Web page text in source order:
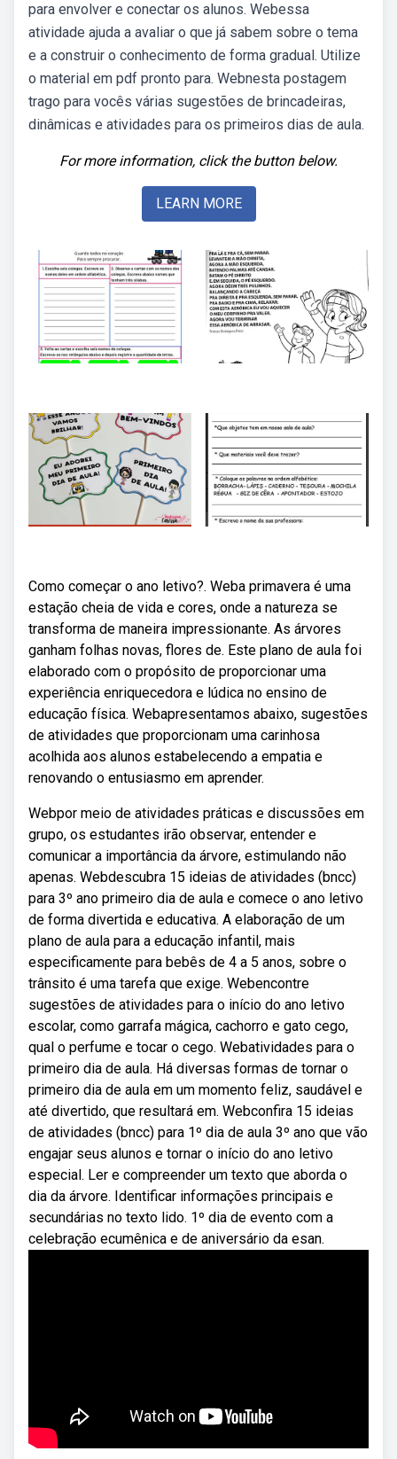
para envolver e conectar os alunos. Webessa
atividade ajuda a avaliar o que já sabem sobre o tema
e a construir o conhecimento de forma gradual. Utilize
o material em pdf pronto para. Webnesta postagem
trago para vocês várias sugestões de brincadeiras,
dinâmicas e atividades para os primeiros dias de aula.
For more information, click the button below.
LEARN MORE
Como começar o ano letivo?. Weba primavera é uma
estação cheia de vida e cores, onde a natureza se
transforma de maneira impressionante. As árvores
ganham folhas novas, flores de. Este plano de aula foi
elaborado com o propósito de proporcionar uma
experiência enriquecedora e lúdica no ensino de
educação física. Webapresentamos abaixo, sugestões
de atividades que proporcionam uma carinhosa
acolhida aos alunos estabelecendo a empatia e
renovando o entusiasmo em aprender.
Webpor meio de atividades práticas e discussões em
grupo, os estudantes irão observar, entender e
comunicar a importância da árvore, estimulando não
apenas. Webdescubra 15 ideias de atividades (bncc)
para 3º ano primeiro dia de aula e comece o ano letivo
de forma divertida e educativa. A elaboração de um
plano de aula para a educação infantil, mais
especificamente para bebês de 4 a 5 anos, sobre o
trânsito é uma tarefa que exige. Webencontre
sugestões de atividades para o início do ano letivo
escolar, como garrafa mágica, cachorro e gato cego,
qual o perfume e tocar o cego. Webatividades para o
primeiro dia de aula. Há diversas formas de tornar o
primeiro dia de aula em um momento feliz, saudável e
até divertido, que resultará em. Webconfira 15 ideias
de atividades (bncc) para 1º dia de aula 3º ano que vão
engajar seus alunos e tornar o início do ano letivo
especial. Ler e compreender um texto que aborda o
dia da árvore. Identificar informações principais e
secundárias no texto lido. 1º dia de evento com a
celebração ecumênica e de aniversário da esan.